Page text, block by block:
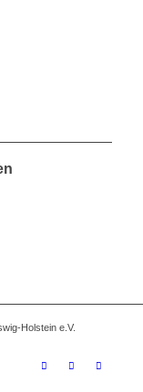
Holstein e.V.